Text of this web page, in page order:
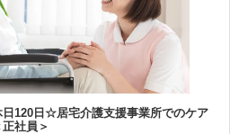
日120日☆居宅介護支援事業所でのケア
社員＞